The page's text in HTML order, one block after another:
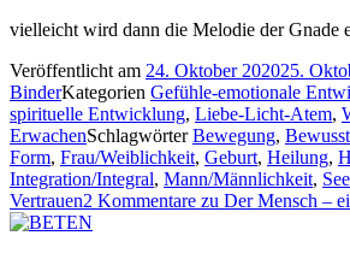
vielleicht wird dann die Melodie der Gnade
Veröffentlicht am 24. Oktober 202025.
BinderKategorien Gefühle-emotionale
spirituelle Entwicklung, Liebe-Licht-Atem,
ErwachenSchlagwörterBewegung,
Form, Frau/Weiblichkeit, Geburt, Heilung,
Integration/Integral, Mann/Männlichkeit,
Vertrauen2 Kommentare zu Der Mensch –